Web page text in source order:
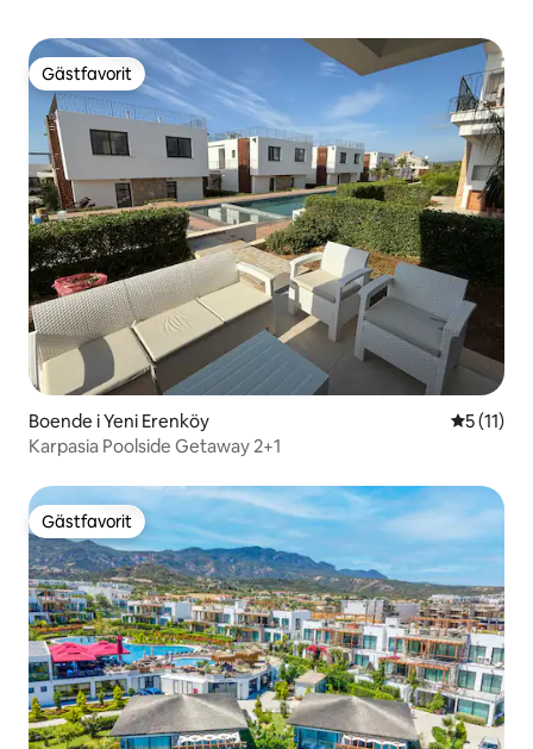
Gästfavorit
Gästfavorit
Boende i Yeni Erenköy 5 av 5 i
5 (11)
Karpasia Poolside Getaway 2+1
Gästfavorit
Gästfavorit